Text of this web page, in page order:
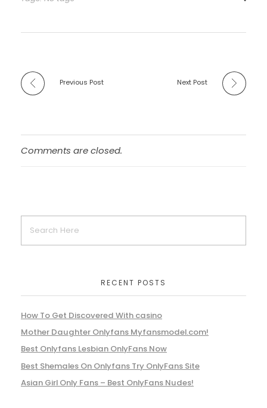
Previous Post Next Post
Comments are closed.
RECENT POSTS
How To Get Discovered With casino
Mother Daughter Onlyfans Myfansmodel.com!
Best Onlyfans Lesbian OnlyFans Now
Best Shemales On Onlyfans Try OnlyFans Site
Asian Girl Only Fans – Best OnlyFans Nudes!